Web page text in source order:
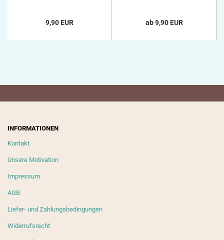
9,90 EUR ab 9,90 EUR
INFORMATIONEN
Kontakt
Unsere Motivation
Impressum
AGB
Liefer- und Zahlungsbedingungen
Widerrufsrecht